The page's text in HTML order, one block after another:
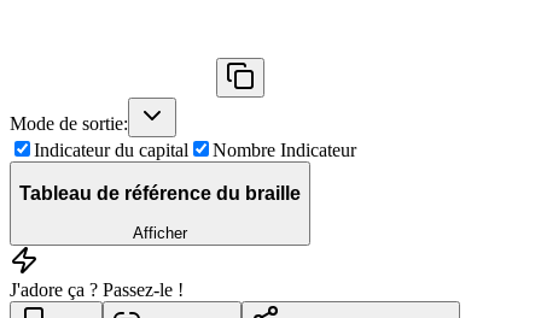
Mode de sortie:
Indicateur du capital
Nombre Indicateur
Tableau de référence du braille
Afficher
J'adore ça ? Passez-le !